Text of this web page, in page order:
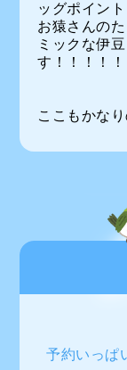
ッグポイント
お猿さんの
ミックな伊
す！！！！！
ここもかな
予約いっぱ